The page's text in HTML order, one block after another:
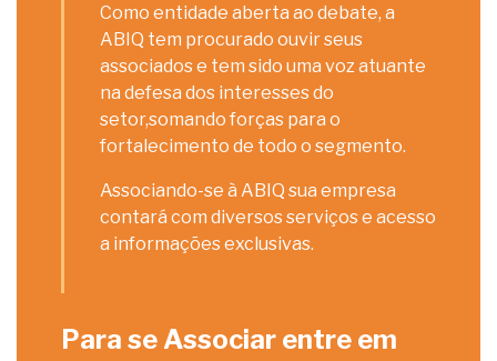
Como entidade aberta ao debate, a
ABIQ tem procurado ouvir seus
associados e tem sido uma voz atuante
na defesa dos interesses do
setor,somando forças para o
fortalecimento de todo o segmento.
Associando-se à ABIQ sua empresa
contará com diversos serviços e acesso
a informações exclusivas.
Para se Associar entre em